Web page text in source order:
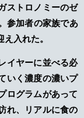
ストロノミーのゼ
参加者の家族であ
入れた。
イヤーに並べる必
いく濃度の濃いプ
ログラムがあって
れ、リアルに食の